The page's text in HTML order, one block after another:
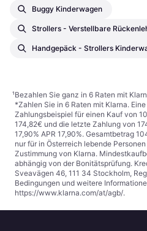
Buggy Kinderwagen
Strollers - Verstellbare
Handgepäck - Strollers
¹Bezahlen Sie ganz in 6 Raten mit
*Zahlen Sie in 6 Raten mit Klarna.
Zahlungsbeispiel für einen Kauf von
174,82€ und die letzte Zahlung von
17,90% APR 17,90%. Gesamtbetrag
nur für in Österreich lebende
Zustimmung von Klarna.
abhängig von der Bonitätsprüfung.
Sveavägen 46, 111 34 Stockholm,
Bedingungen und weitere
https://www.klarna.com/at/agb/.